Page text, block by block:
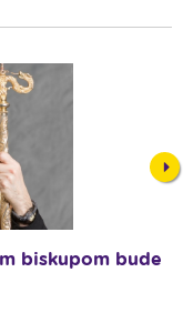
biskupom bude